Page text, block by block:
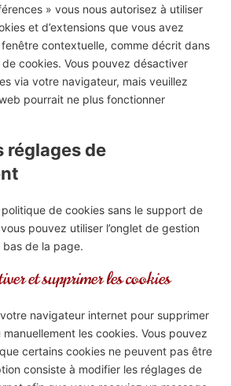
» vous nous autorisez à utiliser
et d’extensions que vous avez
contextuelle, comme décrit dans
cookies. Vous pouvez désactiver
via votre navigateur, mais veuillez
pourrait ne plus fonctionner
réglages de
de cookies sans le support de
pouvez utiliser l’onglet de gestion
de la page.
et supprimer les cookies
navigateur internet pour supprimer
les cookies. Vous pouvez
certains cookies ne peuvent pas être
consiste à modifier les réglages de